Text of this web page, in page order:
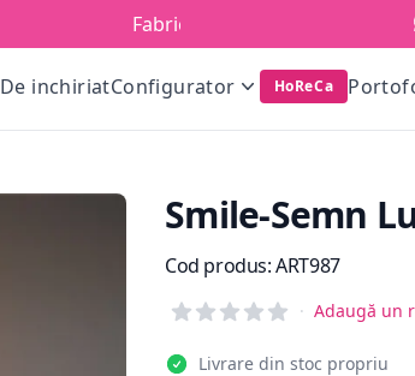
Fabricat în România!
De inchiriatConfigurator HoReCa
Smile-Semn
Informații de produs
Cod produs:ART987
Reviews
· Adaugă un
Livrare din stoc propriu